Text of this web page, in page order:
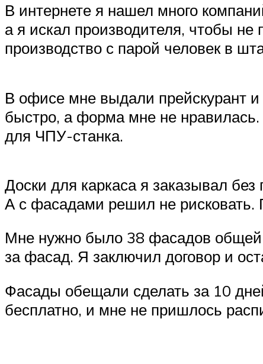
В интернете я нашел много
а я искал производителя, чтобы
производство с парой человек в
В офисе мне выдали прейскурант
быстро, а форма мне не
для ЧПУ-станка.
Доски для каркаса я заказывал
А с фасадами решил не рисковать.
Мне нужно было 38 фасадов
за фасад. Я заключил договор и
Фасады обещали сделать за 10
бесплатно, и мне не пришлось